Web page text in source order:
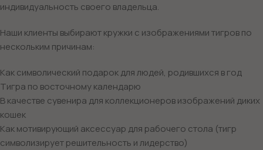
индивидуальность своего владельца.
Наши клиенты выбирают кружки с изображениями тигров по
нескольким причинам:
Как символический подарок для людей, родившихся в год
Тигра по восточному календарю
В качестве сувенира для коллекционеров изображений диких
кошек
Как мотивирующий аксессуар для рабочего стола (тигр
символизирует решительность и лидерство)